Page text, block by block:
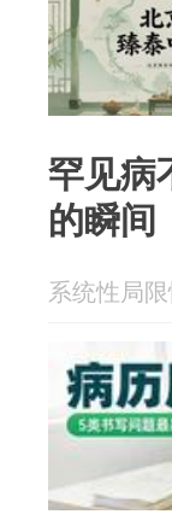
罕见病
的瞬间
系统性局